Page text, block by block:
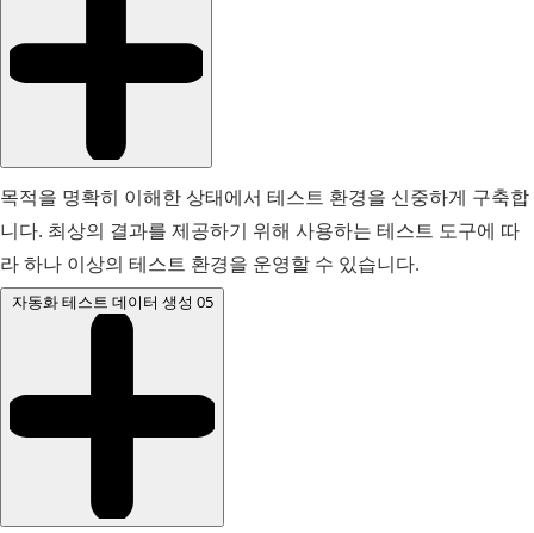
목적을 명확히 이해한 상태에서 테스트 환경을 신중하게 구축합
니다. 최상의 결과를 제공하기 위해 사용하는 테스트 도구에 따
라 하나 이상의 테스트 환경을 운영할 수 있습니다.
자동화 테스트 데이터 생성 05